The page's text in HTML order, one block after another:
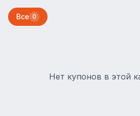
Все 0
Нет купонов в этой